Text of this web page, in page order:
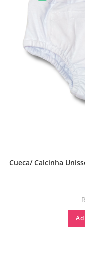
Cueca/ Calcinha